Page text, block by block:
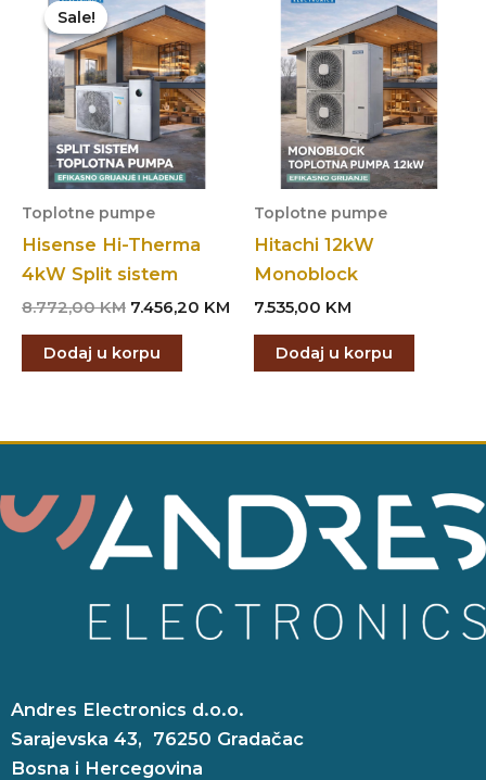
Sale!
Sale!
Toplotne pumpe
Hisense Hi-Therma
4kW Split sistem
8.772,00KM Original
was:
8.772,00 KM.
7.456,20 KM Current
7.456,20 KM.
Dodaj u korpu
Toplotne pumpe
Hitachi 12kW
Monoblock
7.535,00 KM
Dodaj u korpu
Andres Electronics d.o.o.
Sarajevska 43, 76250 Gradačac
Bosna i Hercegovina